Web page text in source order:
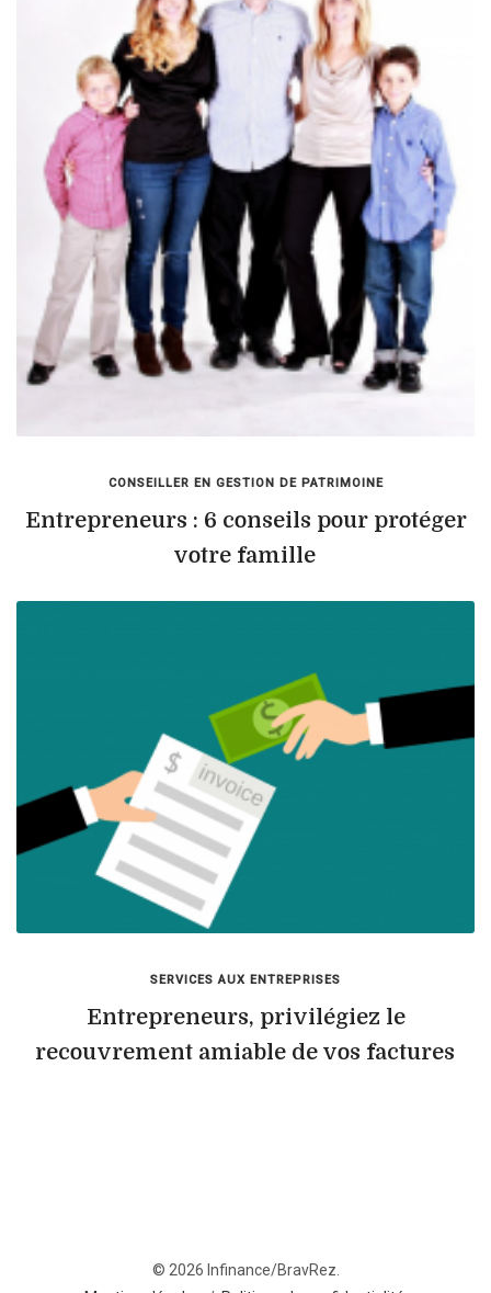
CONSEILLER EN GESTION DE PATRIMOINE
Entrepreneurs : 6 conseils pour protéger
votre famille
SERVICES AUX ENTREPRISES
Entrepreneurs, privilégiez le
recouvrement amiable de vos factures
© 2026 Infinance/BravRez.